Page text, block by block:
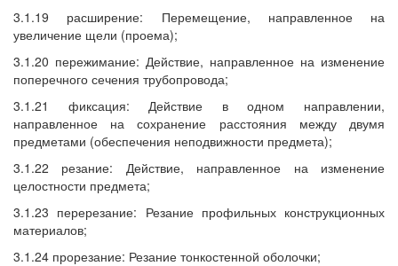
3.1.19 расширение: Перемещение, направленное на
увеличение щели (проема);
3.1.20 пережимание: Действие, направленное на изменение
поперечного сечения трубопровода;
3.1.21 фиксация: Действие в одном направлении,
направленное на сохранение расстояния между двумя
предметами (обеспечения неподвижности предмета);
3.1.22 резание: Действие, направленное на изменение
целостности предмета;
3.1.23 перерезание: Резание профильных конструкционных
материалов;
3.1.24 прорезание: Резание тонкостенной оболочки;